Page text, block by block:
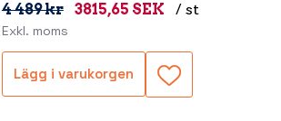
4 489 kr 3815,65 SEK / st
Exkl. moms
Lägg i varukorgen